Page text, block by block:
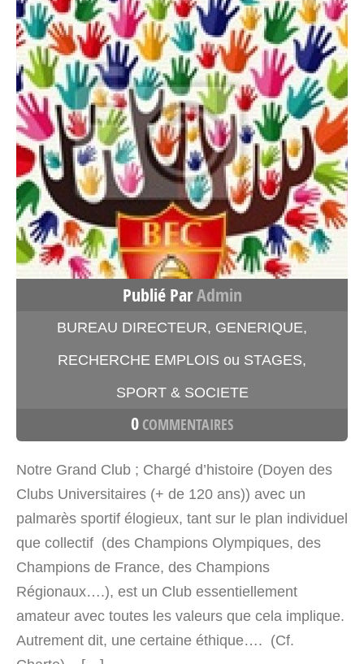
Publié ParAdmin
BUREAU DIRECTEUR, GENERIQUE,
RECHERCHE EMPLOIS ou STAGES,
SPORT & SOCIETE
0 COMMENTAIRES
Notre Grand Club ; Chargé d’histoire (Doyen des
Clubs Universitaires (+ de 120 ans)) avec un
palmarès sportif élogieux, tant sur le plan individuel
que collectif (des Champions Olympiques, des
Champions de France, des Champions
Régionaux….), est un Club essentiellement
amateur avec toutes les valeurs que cela implique.
Autrement dit, une certaine éthique…. (Cf.